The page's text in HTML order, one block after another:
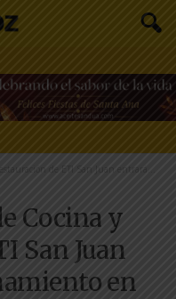
de ETI San Juan entrará...
Cocina y
San Juan
en